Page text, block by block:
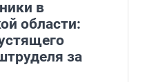
в
области:
за